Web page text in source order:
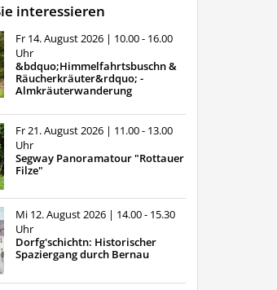
interessieren
Fr 14. August 2026 | 10.00 - 16.00
Uhr
&bdquo;Himmelfahrtsbuschn &
Räucherkräuter&rdquo; -
Almkräuterwanderung
Fr 21. August 2026 | 11.00 - 13.00
Uhr
Segway Panoramatour "Rottauer
Filze"
Mi 12. August 2026 | 14.00 - 15.30
Uhr
Dorfg'schichtn: Historischer
Spaziergang durch Bernau